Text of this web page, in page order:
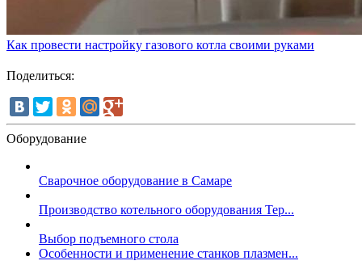
Как провести настройку газового котла своими руками
Поделиться:
Оборудование
Сварочное оборудование в Самаре
Производство котельного оборудования Тер...
Выбор подъемного стола
Особенности и применение станков плазмен...